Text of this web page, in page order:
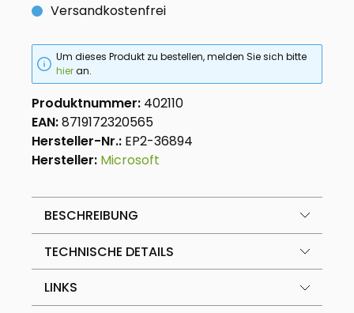
Versandkostenfrei
Um dieses Produkt zu bestellen, melden Sie sich bitte
hieran.
Produktnummer: 402110
EAN:8719172320565
Hersteller-Nr.: EP2-36894
Hersteller: Microsoft
BESCHREIBUNG
TECHNISCHE DETAILS
LINKS